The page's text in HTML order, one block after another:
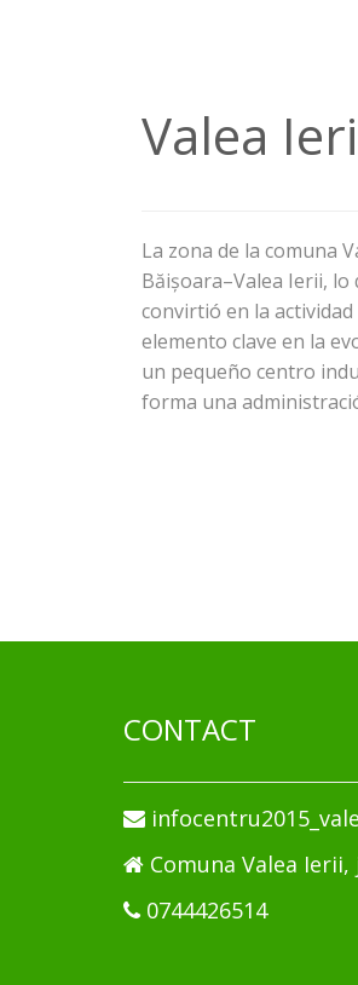
Valea
La zona de la comuna
Băișoara–Valea Ierii,
convirtió en la
elemento clave en la
un pequeño centro
forma una
CONTACT
Comuna Valea
0744426514